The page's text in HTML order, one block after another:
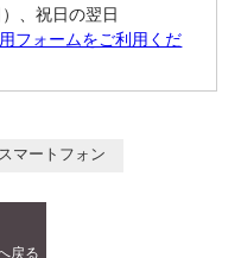
、祝日の翌日
フォームをご利用くだ
スマートフォン
戻る